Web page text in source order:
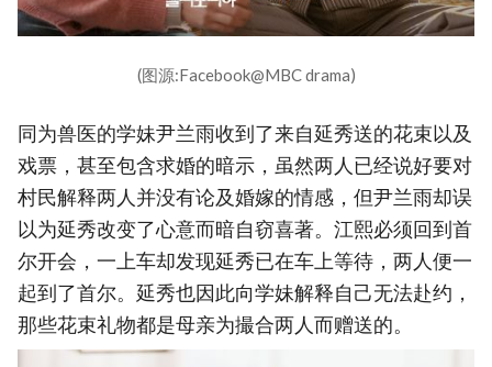
(图源:Facebook@MBC drama)
同为兽医的学妹尹兰雨收到了来自延秀送的花束以及
戏票，甚至包含求婚的暗示，虽然两人已经说好要对
村民解释两人并没有论及婚嫁的情感，但尹兰雨却误
以为延秀改变了心意而暗自窃喜著。江熙必须回到首
尔开会，一上车却发现延秀已在车上等待，两人便一
起到了首尔。延秀也因此向学妹解释自己无法赴约，
那些花束礼物都是母亲为撮合两人而赠送的。